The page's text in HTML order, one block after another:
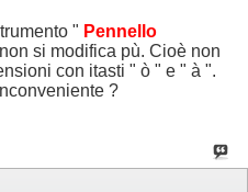
" Pennello
si modifica pù. Cioè non
con itasti " ò " e " à ".
?